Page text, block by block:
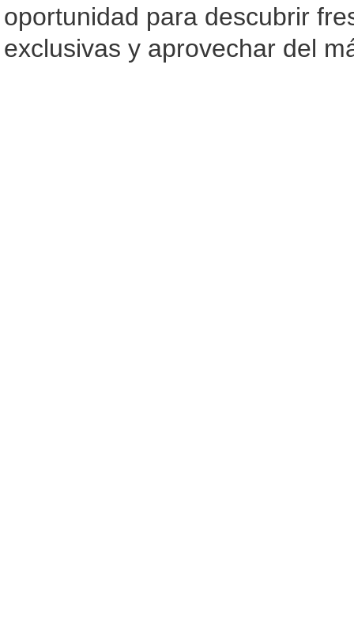
oportunidad para descubrir
exclusivas y aprovechar del